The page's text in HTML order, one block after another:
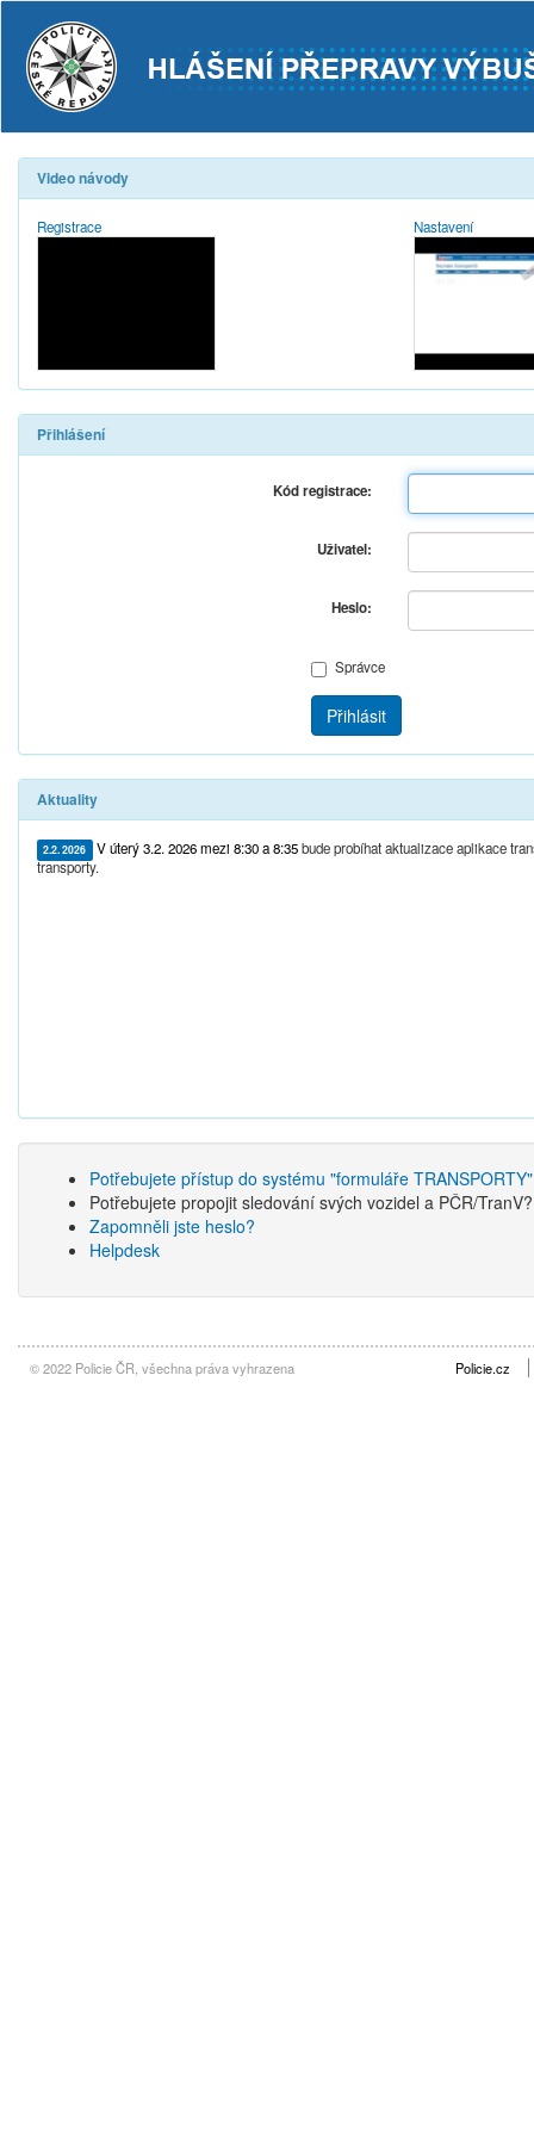
Video návody
Registrace Nastavení
Přihlášení
Kód registrace:
Uživatel:
Heslo:
Správce
Přihlásit
Aktuality
2.2. 2026 V úterý 3.2. 2026 mezi 8:30 a 8:35bude probíhat aktualizace aplikace
transporty.
Potřebujete přístup do systému "formuláře
Potřebujete propojit sledování svých vozidel a PČR/
Zapomněli jste heslo?
Helpdesk
© 2022 Policie ČR, všechna práva vyhrazena Policie.cz